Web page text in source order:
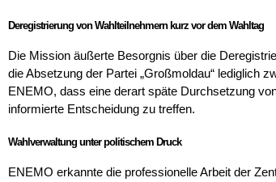
Deregistrierung von Wahlteilnehmern kurz vor dem Wahltag
Die Mission äußerte Besorgnis über die
die Absetzung der Partei „Großmoldau“ lediglich
ENEMO, dass eine derart späte Durchsetzung
informierte Entscheidung zu treffen.
Wahlverwaltung unter politischem Druck
ENEMO erkannte die professionelle Arbeit der